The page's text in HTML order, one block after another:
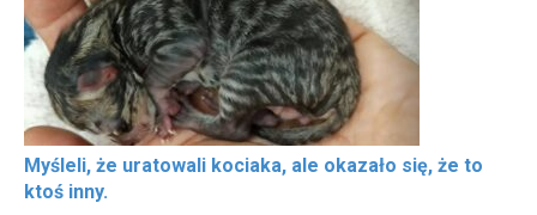
Myśleli, że uratowali kociaka, ale okazało się, że to
ktoś inny.